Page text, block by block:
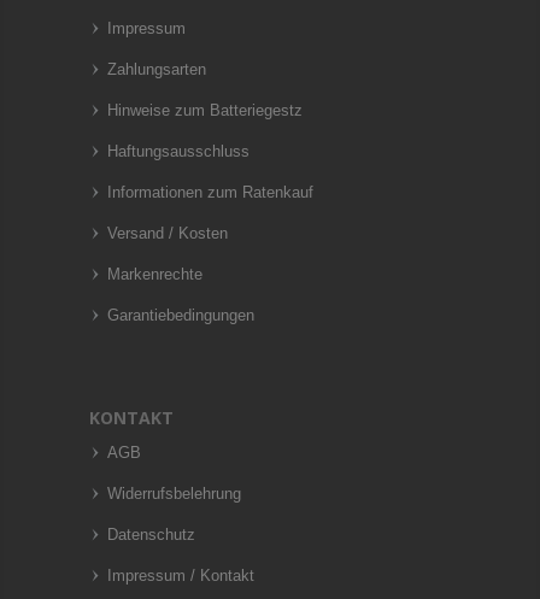
Impressum
Zahlungsarten
Hinweise zum Batteriegestz
Haftungsausschluss
Informationen zum Ratenkauf
Versand / Kosten
Markenrechte
Garantiebedingungen
KONTAKT
AGB
Widerrufsbelehrung
Datenschutz
Impressum / Kontakt